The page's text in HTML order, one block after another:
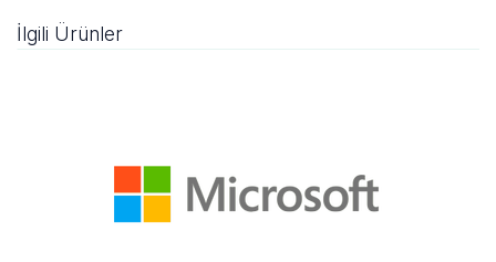
İlgili Ürünler